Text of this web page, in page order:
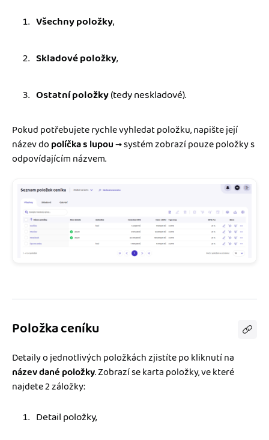
Všechny položky,
Skladové položky,
Ostatní položky(tedy neskladové).
Pokud potřebujete rychle vyhledat položku, napište její
název do políčka s lupou→ systém zobrazí pouze položky s
odpovídajícím názvem.
Položka ceníku
Detaily o jednotlivých položkách zjistíte po kliknutí na
název dané položky. Zobrazí se karta položky, ve které
najdete 2 záložky:
Detail položky,